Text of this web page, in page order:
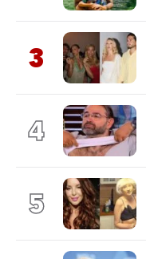
3
4
5